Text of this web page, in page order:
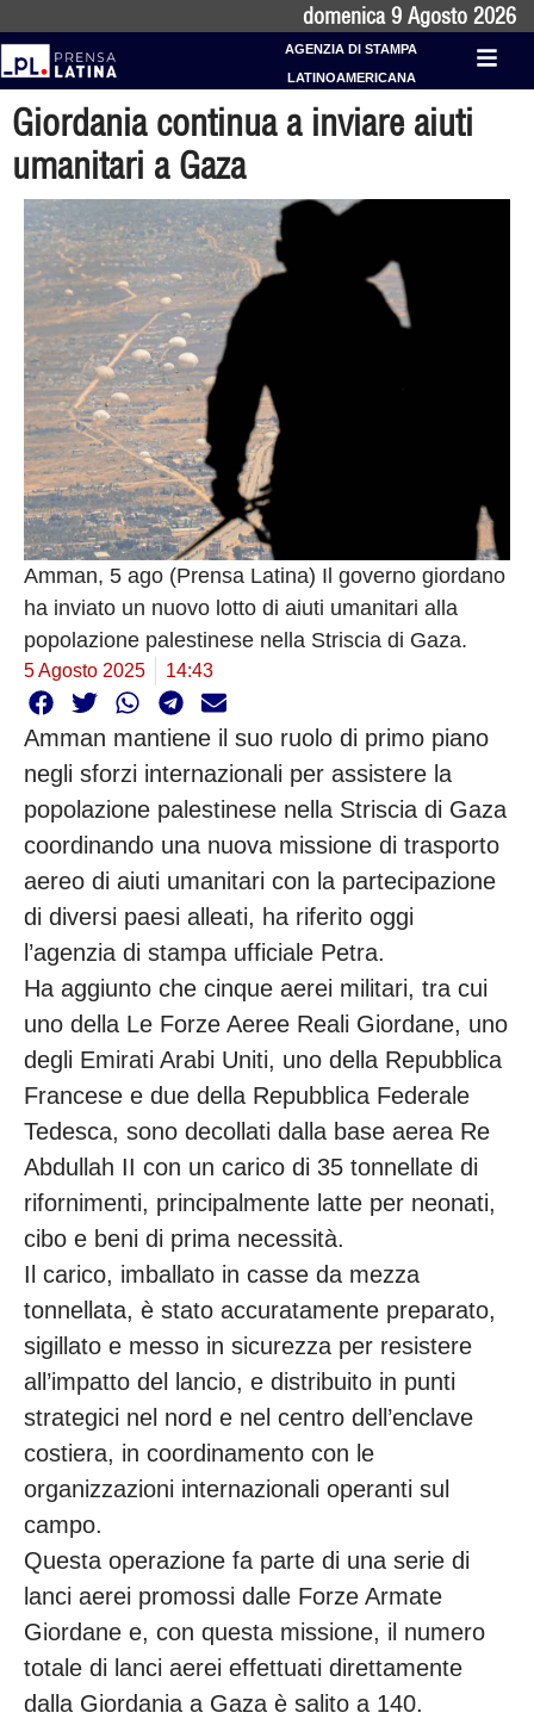
domenica 9 Agosto 2026
AGENZIA DI STAMPA
LATINOAMERICANA
Giordania continua a inviare aiuti
umanitari a Gaza
Amman, 5 ago (Prensa Latina) Il governo giordano
ha inviato un nuovo lotto di aiuti umanitari alla
popolazione palestinese nella Striscia di Gaza.
5 Agosto 2025 14:43
Amman mantiene il suo ruolo di primo piano
negli sforzi internazionali per assistere la
popolazione palestinese nella Striscia di Gaza
coordinando una nuova missione di trasporto
aereo di aiuti umanitari con la partecipazione
di diversi paesi alleati, ha riferito oggi
l’agenzia di stampa ufficiale Petra.
Ha aggiunto che cinque aerei militari, tra cui
uno della Le Forze Aeree Reali Giordane, uno
degli Emirati Arabi Uniti, uno della Repubblica
Francese e due della Repubblica Federale
Tedesca, sono decollati dalla base aerea Re
Abdullah II con un carico di 35 tonnellate di
rifornimenti, principalmente latte per neonati,
cibo e beni di prima necessità.
Il carico, imballato in casse da mezza
tonnellata, è stato accuratamente preparato,
sigillato e messo in sicurezza per resistere
all’impatto del lancio, e distribuito in punti
strategici nel nord e nel centro dell’enclave
costiera, in coordinamento con le
organizzazioni internazionali operanti sul
campo.
Questa operazione fa parte di una serie di
lanci aerei promossi dalle Forze Armate
Giordane e, con questa missione, il numero
totale di lanci aerei effettuati direttamente
dalla Giordania a Gaza è salito a 140.